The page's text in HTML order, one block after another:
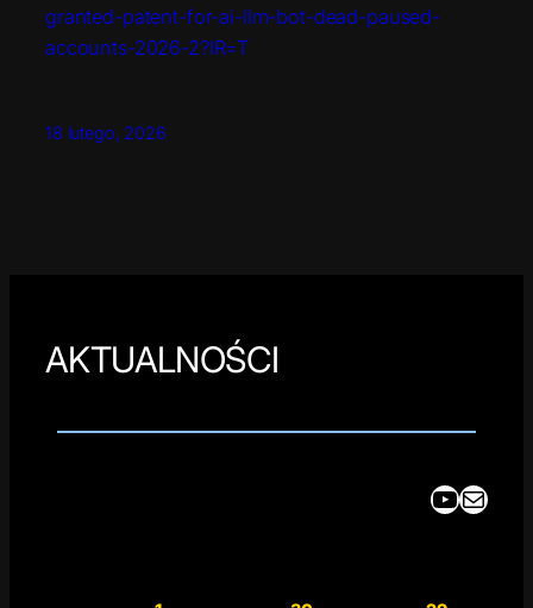
granted-patent-for-ai-llm-bot-dead-paused-
accounts-2026-2?IR=T
18 lutego, 2026
AKTUALNOŚCI
YouTube Mail